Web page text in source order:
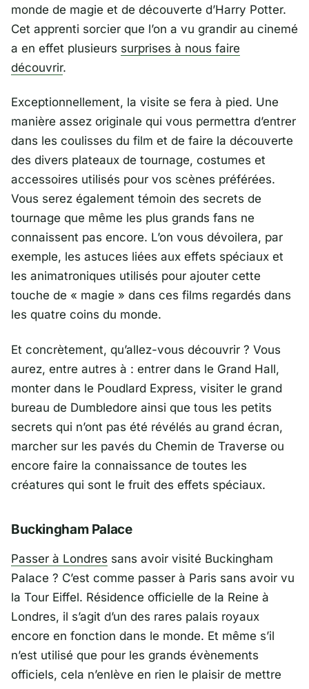
monde de magie et de découverte d’Harry Potter.
Cet apprenti sorcier que l’on a vu grandir au cinemé
a en effet plusieurs surprises à nous faire
découvrir.
Exceptionnellement, la visite se fera à pied. Une
manière assez originale qui vous permettra d’entrer
dans les coulisses du film et de faire la découverte
des divers plateaux de tournage, costumes et
accessoires utilisés pour vos scènes préférées.
Vous serez également témoin des secrets de
tournage que même les plus grands fans ne
connaissent pas encore. L’on vous dévoilera, par
exemple, les astuces liées aux effets spéciaux et
les animatroniques utilisés pour ajouter cette
touche de « magie » dans ces films regardés dans
les quatre coins du monde.
Et concrètement, qu’allez-vous découvrir ? Vous
aurez, entre autres à : entrer dans le Grand Hall,
monter dans le Poudlard Express, visiter le grand
bureau de Dumbledore ainsi que tous les petits
secrets qui n’ont pas été révélés au grand écran,
marcher sur les pavés du Chemin de Traverse ou
encore faire la connaissance de toutes les
créatures qui sont le fruit des effets spéciaux.
Buckingham Palace
Passer à Londres sans avoir visité Buckingham
Palace ? C’est comme passer à Paris sans avoir vu
la Tour Eiffel. Résidence officielle de la Reine à
Londres, il s’agit d’un des rares palais royaux
encore en fonction dans le monde. Et même s’il
n’est utilisé que pour les grands évènements
officiels, cela n’enlève en rien le plaisir de mettre